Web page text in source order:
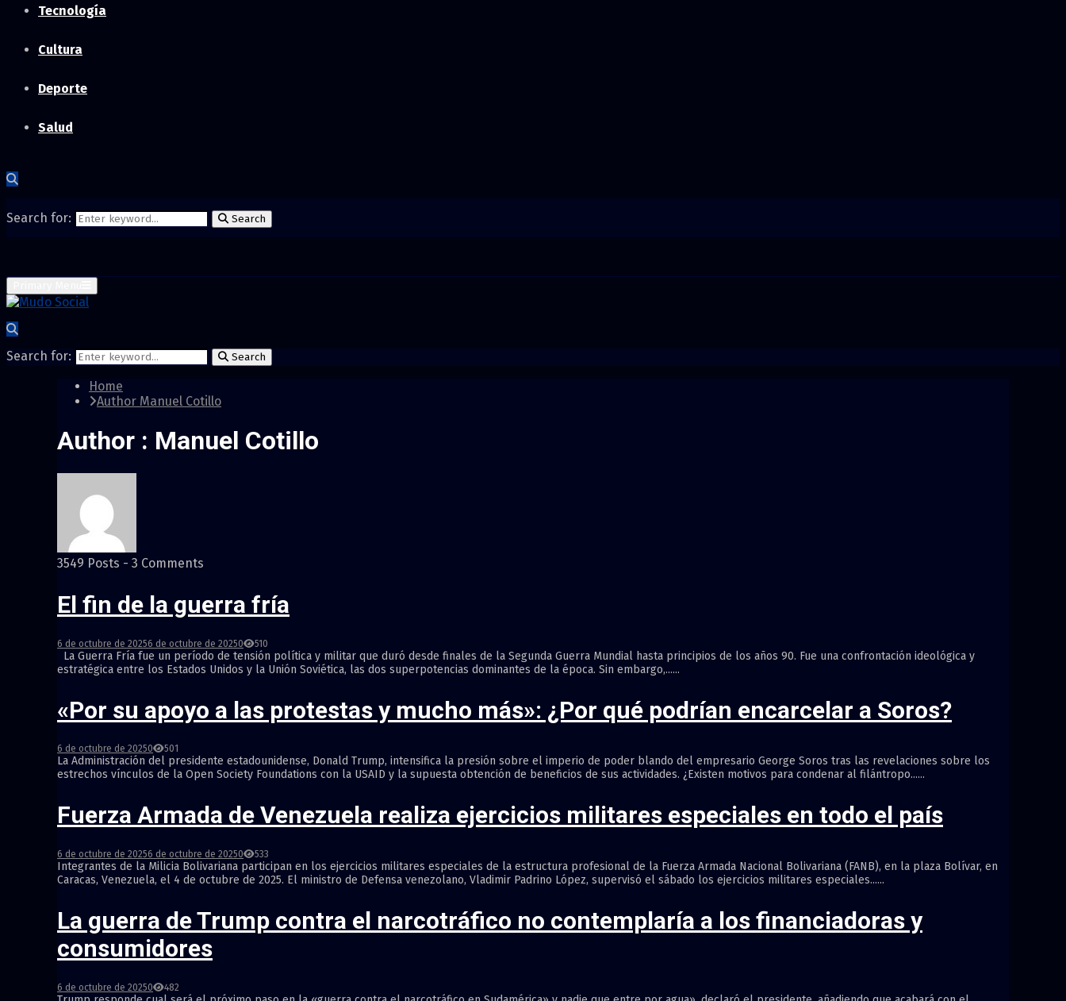
Tecnología
Cultura
Deporte
Salud
Search for: Search
Search for: Search
Home
Author Manuel Cotillo
Author : Manuel Cotillo
3549 Posts - 3 Comments
El fin de la guerra fría
6 de octubre de 20256 de octubre de 20250 510
La Guerra Fría fue un período de tensión política y militar que duró desde finales de la Segunda Guerra Mundial hasta principios de los años 90. Fue una confrontación ideológica y
estratégica entre los Estados Unidos y la Unión Soviética, las dos superpotencias dominantes de la época. Sin embargo,......
«Por su apoyo a las protestas y mucho más»: ¿Por qué podrían encarcelar a Soros?
6 de octubre de 20250 501
La Administración del presidente estadounidense, Donald Trump, intensifica la presión sobre el imperio de poder blando del empresario George Soros tras las revelaciones sobre los
estrechos vínculos de la Open Society Foundations con la USAID y la supuesta obtención de beneficios de sus actividades. ¿Existen motivos para condenar al filántropo......
Fuerza Armada de Venezuela realiza ejercicios militares especiales en todo el país
6 de octubre de 20256 de octubre de 20250 533
Integrantes de la Milicia Bolivariana participan en los ejercicios militares especiales de la estructura profesional de la Fuerza Armada Nacional Bolivariana (FANB), en la plaza Bolívar, en
Caracas, Venezuela, el 4 de octubre de 2025. El ministro de Defensa venezolano, Vladimir Padrino López, supervisó el sábado los ejercicios militares especiales......
La guerra de Trump contra el narcotráfico no contemplaría a los financiadoras y
consumidores
6 de octubre de 20250 482